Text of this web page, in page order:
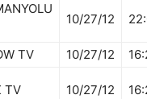
10/27/12
TV 10/27/12
TV 10/27/12